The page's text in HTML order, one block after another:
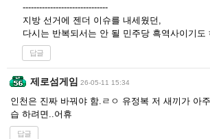
-------------------------------
지방 선거에 젠더 이슈를 내세웠던,
다시는 반복되서는 안 될 민주당 흑역사이기도
답글
제로섬게임 26-05-11 15:34
인천은 진짜 바꿔야 함.ㄹㅇ 유정복 저 새끼가 아
습 하려면..어휴
답글